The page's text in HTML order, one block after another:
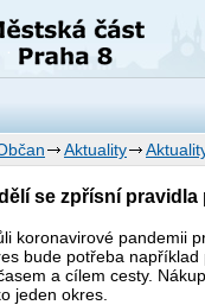
Aktuality
se zpřísní
koronavirové pandemii
bude potřeba
a cílem cesty.
jeden okres.